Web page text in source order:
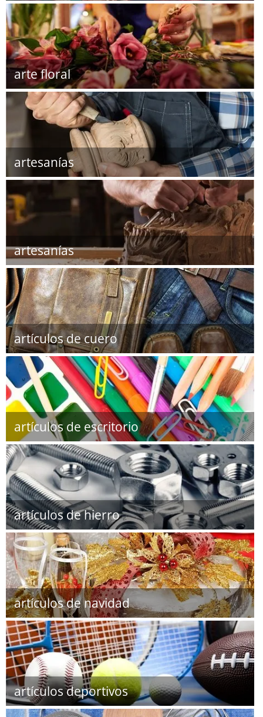
arte floral
artesanías
artesanías
artículos de cuero
artículos de escritorio
artículos de hierro
artículos de navidad
artículos deportivos